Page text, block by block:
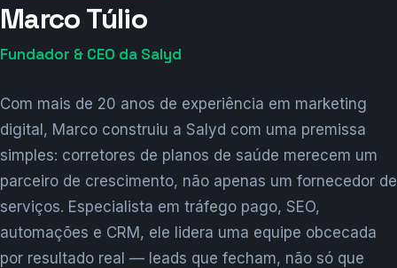
Marco Túlio
Fundador & CEO da Salyd
Com mais de 20 anos de experiência em marketing
digital, Marco construiu a Salyd com uma premissa
simples: corretores de planos de saúde merecem um
parceiro de crescimento, não apenas um fornecedor de
serviços. Especialista em tráfego pago, SEO,
automações e CRM, ele lidera uma equipe obcecada
por resultado real — leads que fecham, não só que